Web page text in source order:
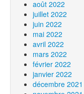
août 2022
juillet 2022
juin 2022
mai 2022
avril 2022
mars 2022
février 2022
janvier 2022
décembre 2021